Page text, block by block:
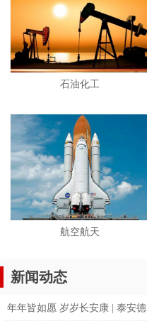
石油化工
航空航天
新闻动态
年年皆如愿 岁岁长安康 | 泰安